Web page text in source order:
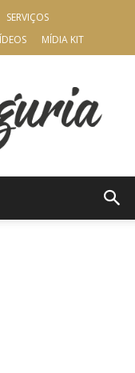
SERVIÇOS
MÍDIA KIT